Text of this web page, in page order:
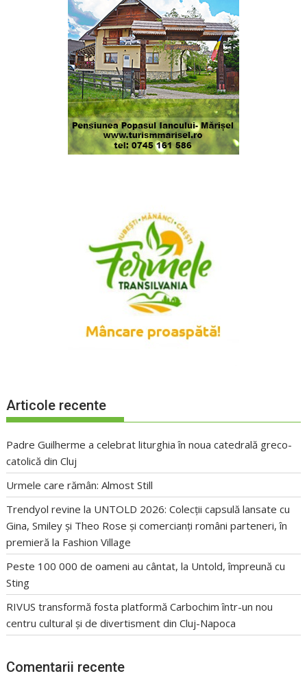
Articole recente
Padre Guilherme a celebrat liturghia în noua catedrală greco-
catolică din Cluj
Urmele care rămân: Almost Still
Trendyol revine la UNTOLD 2026: Colecții capsulă lansate cu
Gina, Smiley și Theo Rose și comercianți români parteneri, în
premieră la Fashion Village
Peste 100 000 de oameni au cântat, la Untold, împreună cu
Sting
RIVUS transformă fosta platformă Carbochim într-un nou
centru cultural și de divertisment din Cluj-Napoca
Comentarii recente